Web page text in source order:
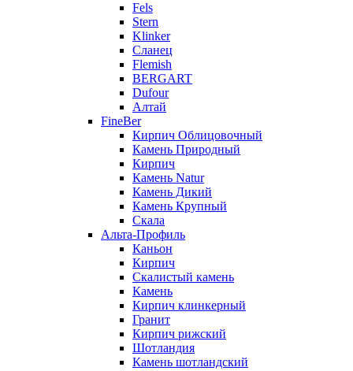
Fels
Stern
Klinker
Сланец
Flemish
BERGART
Dufour
Алтай
FineBer
Кирпич Облицовочный
Камень Природный
Кирпич
Камень Natur
Камень Дикий
Камень Крупный
Скала
Альта-Профиль
Каньон
Кирпич
Скалистый камень
Камень
Кирпич клинкерный
Гранит
Кирпич рижский
Шотландия
Камень шотландский